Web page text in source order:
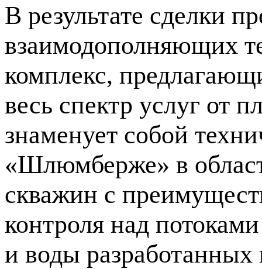
В результате сделки
взаимодополняющих
комплекс,
весь спектр услуг от
знаменует собой
«Шлюмберже» в
скважин с
контроля над
и воды